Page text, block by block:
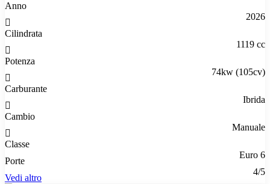
Anno
2026
Cilindrata
1119 cc
Potenza
74kw (105cv)
Carburante
Ibrida
Cambio
Manuale
Classe
Euro 6
Porte
4/5
Vedi altro